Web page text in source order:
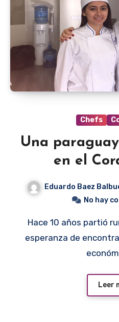
Chefs
Una
en el
Eduardo Baez
No hay
Hace 10 años partió rumbo a España con la
esperanza de
Leer